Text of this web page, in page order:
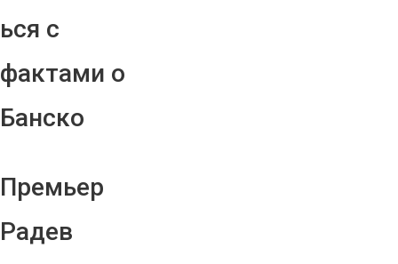
ься с
фактами о
Банско
Премьер
Радев